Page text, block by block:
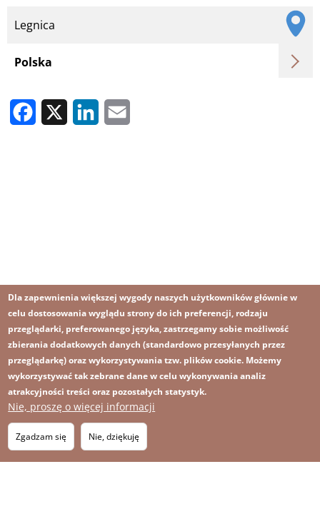
Legnica
Polska
Facebook LinkedIn
Footer
menu
Zapisz się na newsletter
Obraz
MAPA STRONY
OBRAZ
Dla zapewnienia większej wygody naszych użytkowników głównie w
celu dostosowania wyglądu strony do ich preferencji, rodzaju
przeglądarki, preferowanego języka, zastrzegamy sobie możliwość
zbierania dodatkowych danych (standardowo przesyłanych przez
przeglądarkę) oraz wykorzystywania tzw. plików cookie. Możemy
wykorzystywać tak zebrane dane w celu wykonywania analiz
atrakcyjności treści oraz pozostałych statystyk.
Nie, proszę o więcej informacji
Zgadzam się Nie, dziękuję